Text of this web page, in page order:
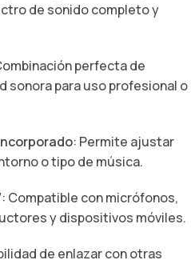
de sonido completo y
perfecta de
sonora para uso profesional o
: Permite ajustar
o tipo de música.
: Compatible con micrófonos,
y dispositivos móviles.
de enlazar con otras